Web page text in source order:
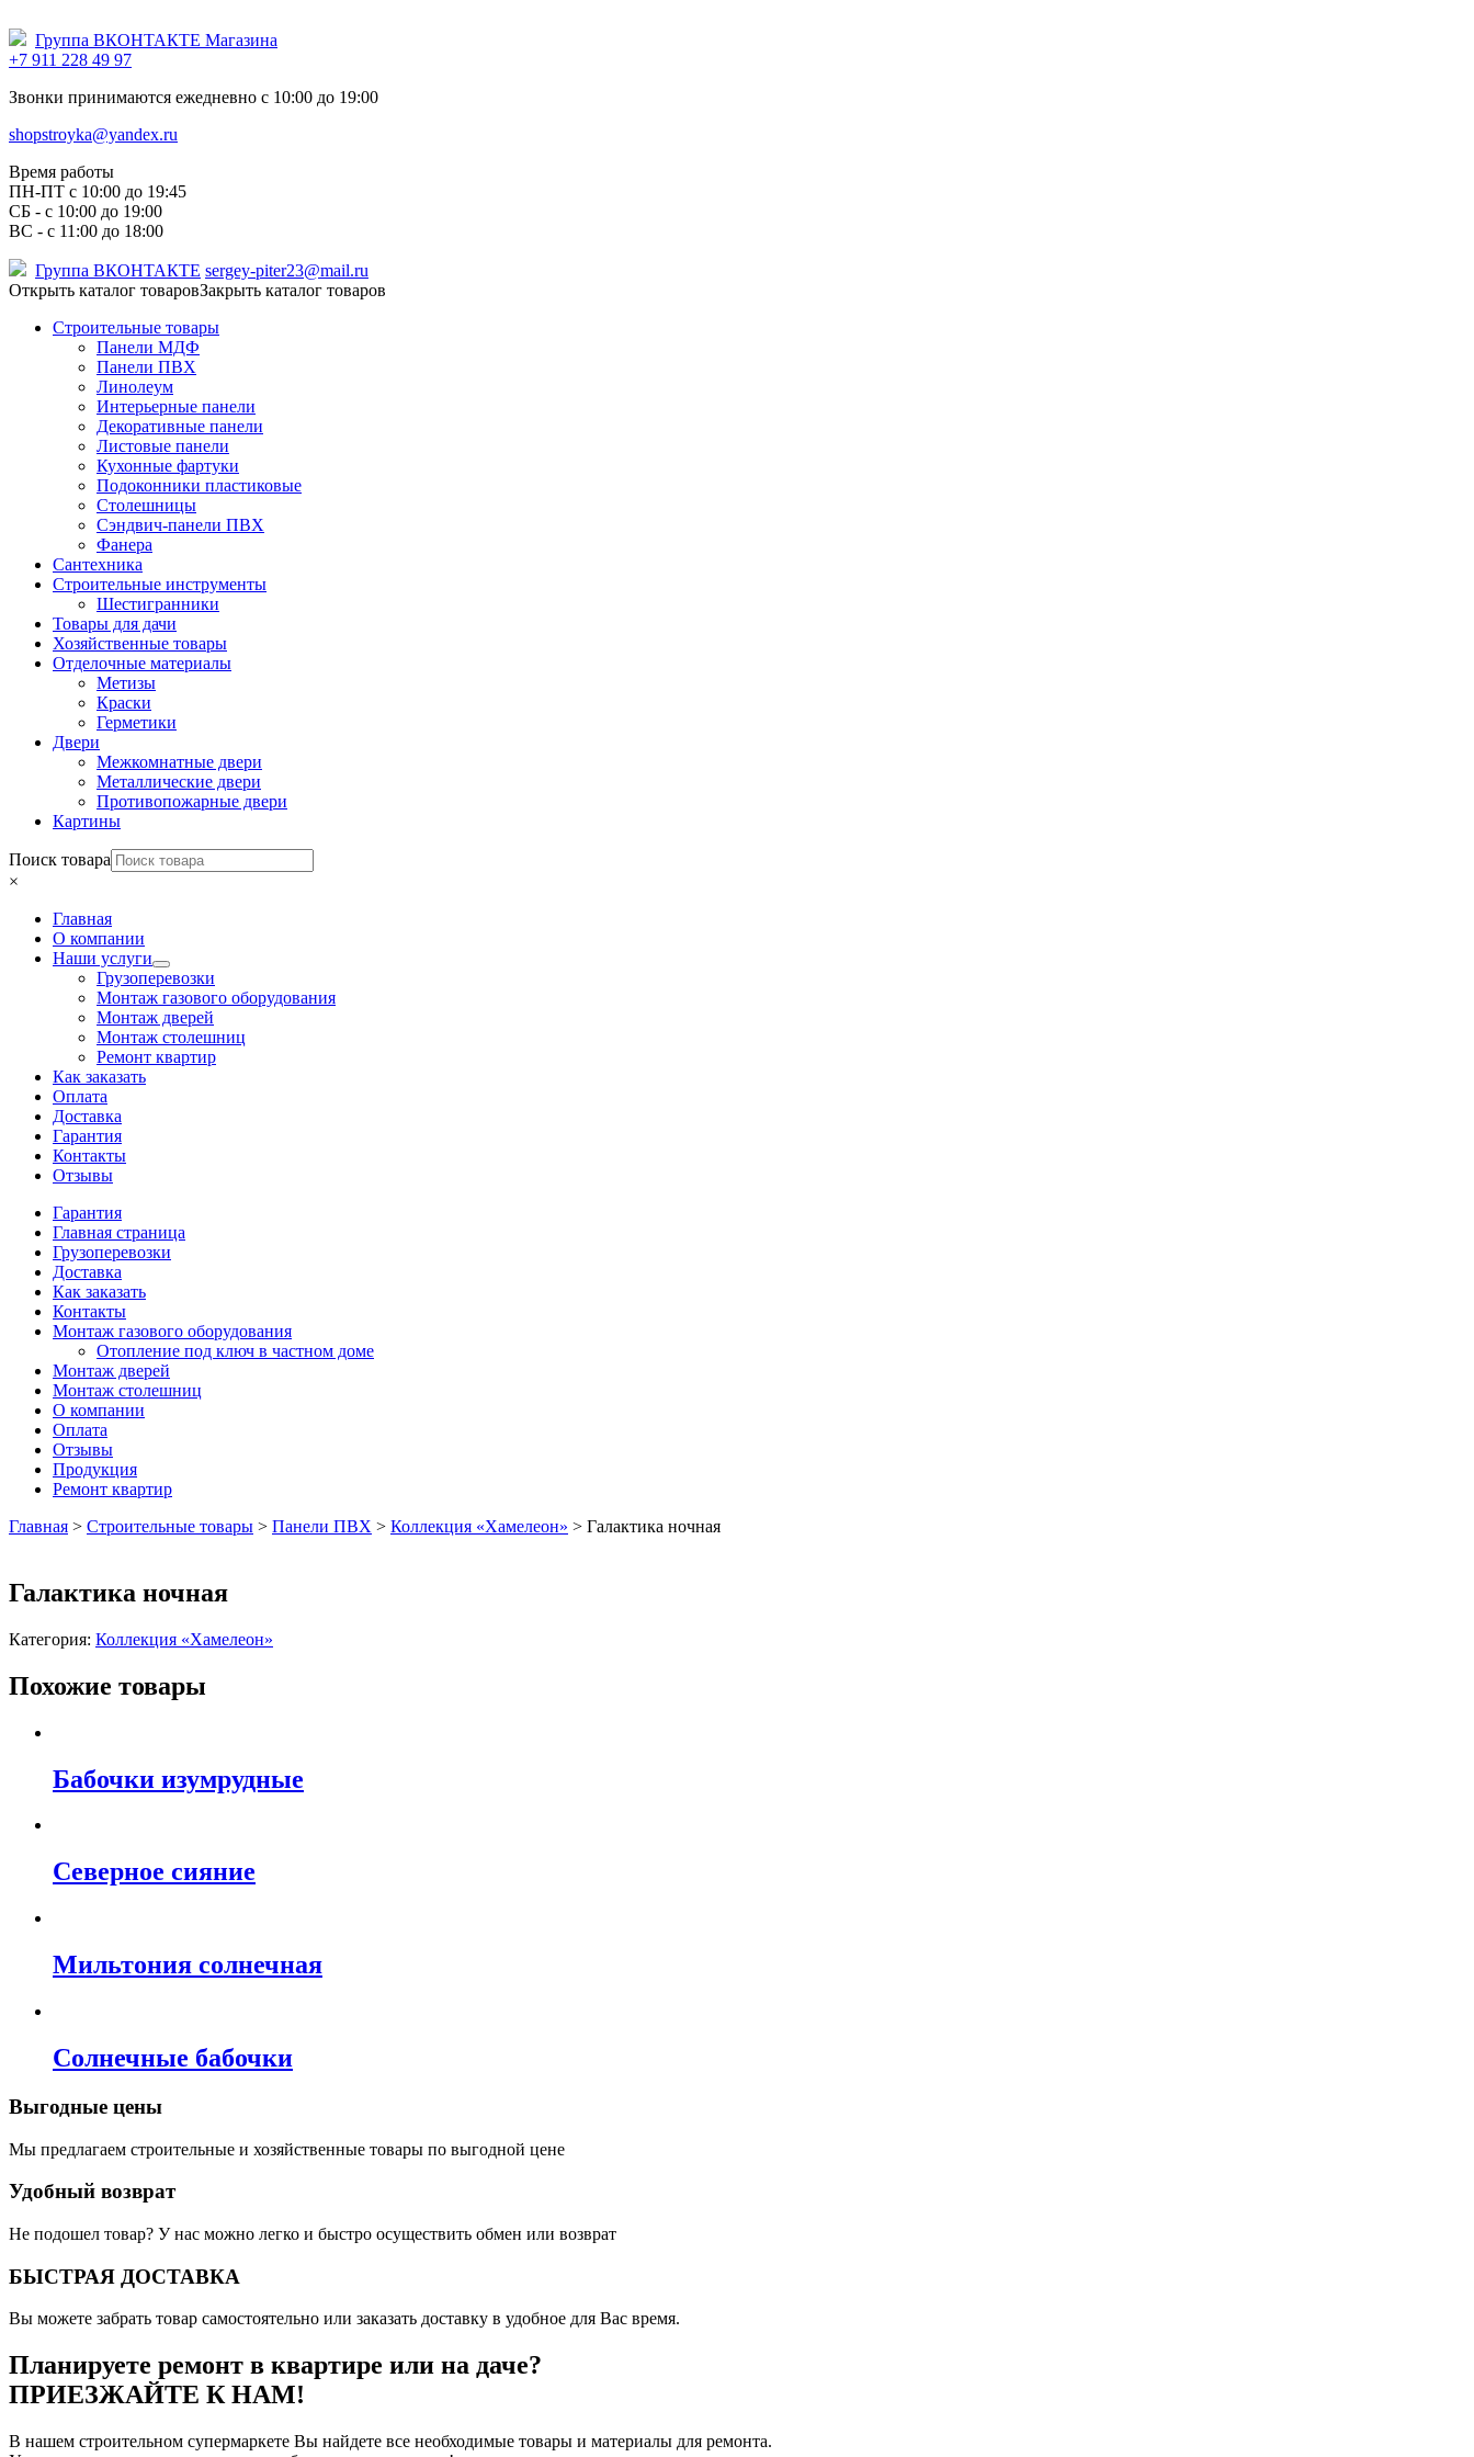
Группа ВКОНТАКТЕ Магазина
+7 911 228 49 97
Звонки принимаются ежедневно с 10:00 до 19:00
shopstroyka@yandex.ru
Время работы
ПН-ПТ c 10:00 до 19:45
СБ - с 10:00 до 19:00
ВС - с 11:00 до 18:00
Группа ВКОНТАКТЕ sergey-piter23@mail.ru
Открыть каталог товаровЗакрыть каталог товаров
Строительные товары
Панели МДФ
Панели ПВХ
Линолеум
Интерьерные панели
Декоративные панели
Листовые панели
Кухонные фартуки
Подоконники пластиковые
Столешницы
Сэндвич-панели ПВХ
Фанера
Сантехника
Строительные инструменты
Шестигранники
Товары для дачи
Хозяйственные товары
Отделочные материалы
Метизы
Краски
Герметики
Двери
Межкомнатные двери
Металлические двери
Противопожарные двери
Картины
Поиск товара
×
Главная
О компании
Наши услуги
Грузоперевозки
Монтаж газового оборудования
Монтаж дверей
Монтаж столешниц
Ремонт квартир
Как заказать
Оплата
Доставка
Гарантия
Контакты
Отзывы
Гарантия
Главная страница
Грузоперевозки
Доставка
Как заказать
Контакты
Монтаж газового оборудования
Отопление под ключ в частном доме
Монтаж дверей
Монтаж столешниц
О компании
Оплата
Отзывы
Продукция
Ремонт квартир
Главная > Строительные товары > Панели ПВХ > Коллекция «Хамелеон» > Галактика ночная
Галактика ночная
Категория: Коллекция «Хамелеон»
Похожие товары
Бабочки изумрудные
Северное сияние
Мильтония солнечная
Солнечные бабочки
Выгодные цены
Мы предлагаем строительные и хозяйственные товары по выгодной цене
Удобный возврат
Не подошел товар? У нас можно легко и быстро осуществить обмен или возврат
БЫСТРАЯ ДОСТАВКА
Вы можете забрать товар самостоятельно или заказать доставку в удобное для Вас время.
Планируете ремонт в квартире или на даче?
ПРИЕЗЖАЙТЕ К НАМ!
В нашем строительном супермаркете Вы найдете все необходимые товары и материалы для ремонта.